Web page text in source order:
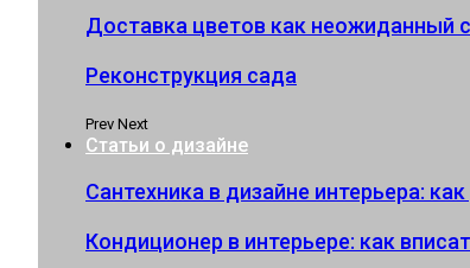
Доставка цветов как неожиданный
Реконструкция сада
Prev Next
Статьи о дизайне
Сантехника в дизайне интерьера:
Кондиционер в интерьере: как